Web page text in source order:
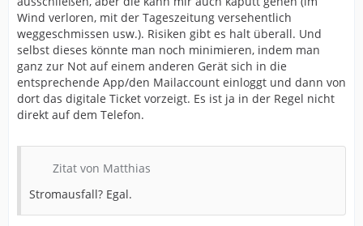
Wind verloren, mit der Tageszeitung versehentlich
weggeschmissen usw.). Risiken gibt es halt überall. Und
selbst dieses könnte man noch minimieren, indem man
ganz zur Not auf einem anderen Gerät sich in die
entsprechende App/den Mailaccount einloggt und dann von
dort das digitale Ticket vorzeigt. Es ist ja in der Regel nicht
direkt auf dem Telefon.
Zitat von Matthias
Stromausfall? Egal.